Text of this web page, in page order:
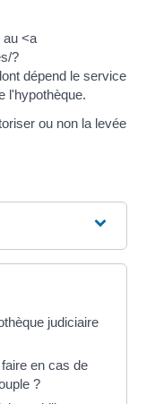
au <a
?
dépend le service
l'hypothèque.
ou non la levée
judiciaire
en cas de
?